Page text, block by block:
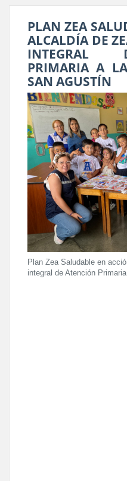
PLAN ZEA
ALCALDÍA DE
INTEGRAL
PRIMARIA A
SAN AGUSTÍN
Plan Zea Saludable en
integral de Atención